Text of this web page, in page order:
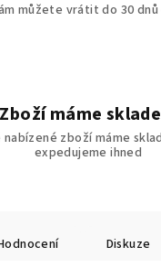
můžete vrátit do 30 dnů
Zboží máme
nabízené zboží máme
expedujeme ihned
Diskuze